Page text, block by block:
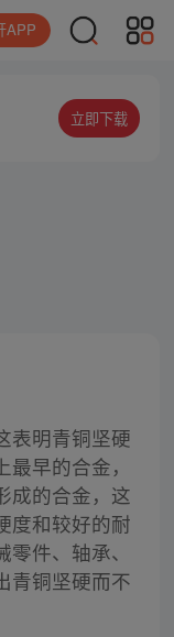
APP
立即下载
表明青铜坚硬
早的合金，
成的合金，这
度和较好的耐
件、轴承、
青铜坚硬而不